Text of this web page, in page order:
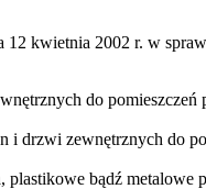
kwietnia 2002 r. w
do
i drzwi zewnętrznych do
bądź